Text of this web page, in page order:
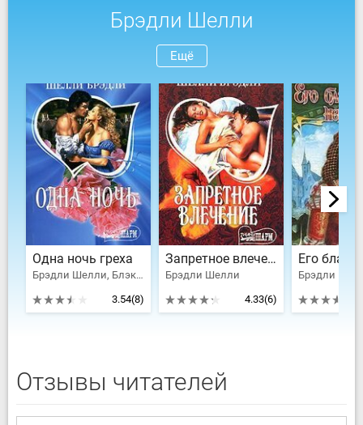
Брэдли Шелли
Ещё
Одна ночь греха
Брэдли Шелли, Блэк Шайла
3.54(8)
Запретное влечение
Брэдли Шелли
4.33(6)
Отзывы читателей